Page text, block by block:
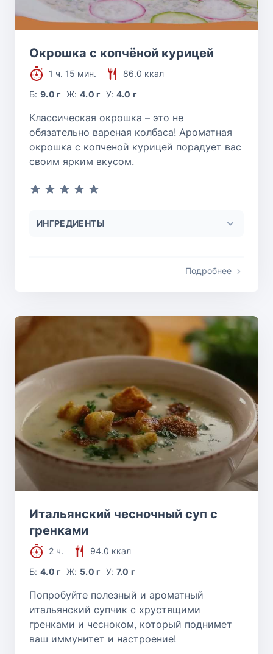
Окрошка с копчёной курицей
1 ч. 15 мин.
86.0 ккал
Б:9.0 г Ж: 4.0 г У: 4.0 г
Классическая окрошка – это не
обязательно вареная колбаса! Ароматная
окрошка с копченой курицей порадует вас
своим ярким вкусом.
ИНГРЕДИЕНТЫ
Подробнее
Итальянский чесночный суп с
гренками
2 ч.
94.0 ккал
Б:4.0 г Ж: 5.0 г У: 7.0 г
Попробуйте полезный и ароматный
итальянский супчик с хрустящими
гренками и чесноком, который поднимет
ваш иммунитет и настроение!